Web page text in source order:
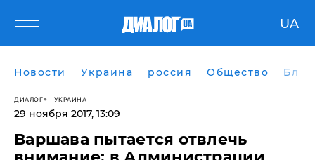
UA
Новости Украина россия Общество
ДИАЛОГ УКРАИНА
29 ноября 2017, 13:09
Варшава пытается отвлечь